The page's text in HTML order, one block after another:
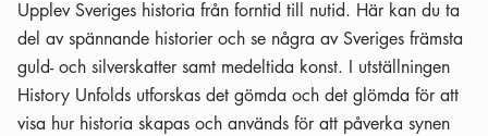
Upplev Sveriges historia från forntid till nutid. Här kan du ta
del av spännande historier och se några av Sveriges främsta
guld- och silverskatter samt medeltida konst. I utställningen
History Unfolds utforskas det gömda och det glömda för att
visa hur historia skapas och används för att påverka synen